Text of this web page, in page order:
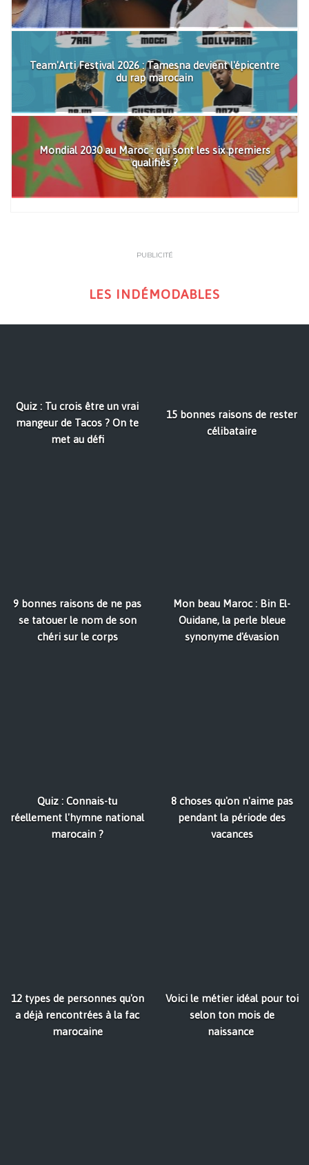
Team'Arti Festival 2026 : Tamesna devient l'épicentre
du rap marocain
Mondial 2030 au Maroc : qui sont les six premiers
qualifiés ?
PUBLICITÉ
LES INDÉMODABLES
Quiz : Tu crois être un vrai
mangeur de Tacos ? On te
met au défi
15 bonnes raisons de rester
célibataire
9 bonnes raisons de ne pas
se tatouer le nom de son
chéri sur le corps
Mon beau Maroc : Bin El-
Ouidane, la perle bleue
synonyme d'évasion
Quiz : Connais-tu
réellement l'hymne national
marocain ?
8 choses qu'on n'aime pas
pendant la période des
vacances
12 types de personnes qu'on
a déjà rencontrées à la fac
marocaine
Voici le métier idéal pour toi
selon ton mois de
naissance